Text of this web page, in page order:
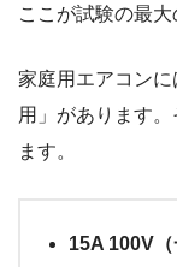
ここが試験の最大
家庭用エアコン
用」があります
ます。
15A 100V（